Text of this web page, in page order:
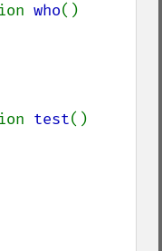
who()
test()